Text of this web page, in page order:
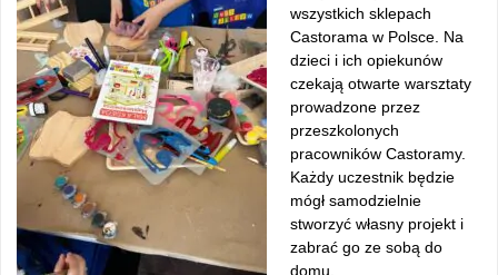
wszystkich sklepach
Castorama w Polsce. Na
dzieci i ich opiekunów
czekają otwarte warsztaty
prowadzone przez
przeszkolonych
pracowników Castoramy.
Każdy uczestnik będzie
mógł samodzielnie
stworzyć własny projekt i
zabrać go ze sobą do
domu.